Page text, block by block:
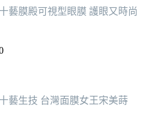
藝膜殿可視型眼膜 護眼又時尚
藝生技 台灣面膜女王宋美蒔